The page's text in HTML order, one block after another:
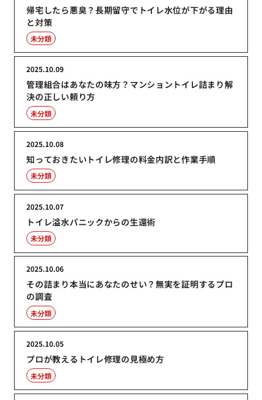
帰宅したら悪臭？長期留守でトイレ水位が下がる理由
と対策
未分類
管理組合はあなたの味方？マンショントイレ詰まり解
決の正しい頼り方
2025.10.09
未分類
知っておきたいトイレ修理の料金内訳と作業手順
2025.10.08
未分類
トイレ溢水パニックからの生還術
2025.10.07
未分類
その詰まり本当にあなたのせい？無実を証明するプロ
の調査
2025.10.06
未分類
プロが教えるトイレ修理の見極め方
2025.10.05
未分類